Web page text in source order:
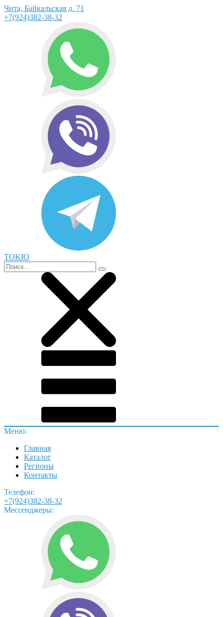
Чита, Байкальская д. 71
+7(924)382-38-32
TOKIO
Меню:
Главная
Каталог
Регионы
Контакты
Телефон:
+7(924)382-38-32
Мессенджеры: